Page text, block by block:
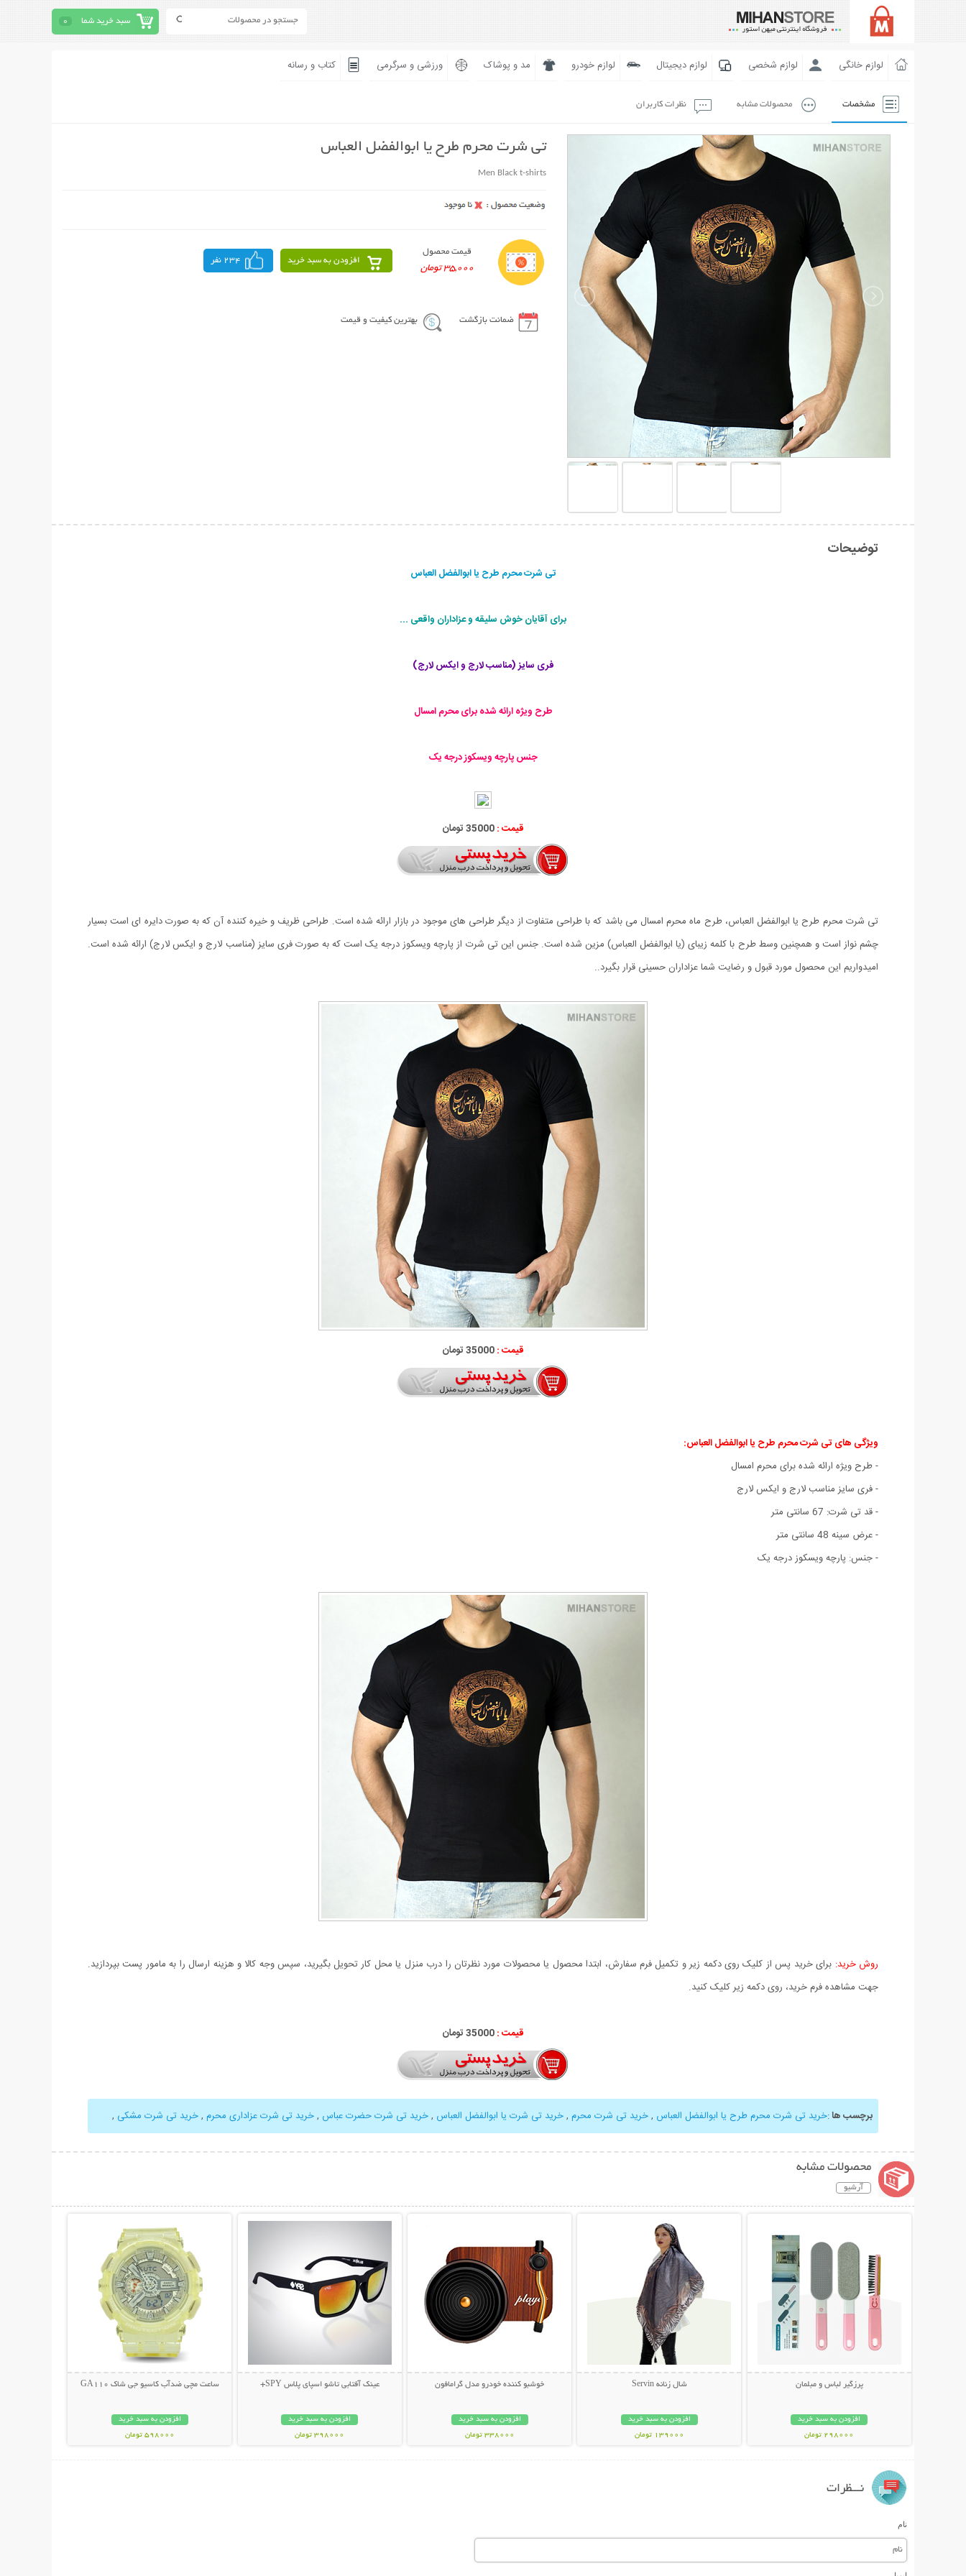
سبد خرید شما 0
لوازم خانگی لوازم شخصی لوازم دیجیتال لوازم خودرو مد و پوشاک ورزشی و سرگرمی کتاب و رسانه
مشخصات محصولات مشابه نظرات کاربران
تی شرت محرم طرح یا ابوالفضل العباس
Men Black t-shirts
قیمت محصول
35,000 تومان
افزودن به سبد خرید 234 نفر
ضمانت بازگشت بهترین کیفیت و قیمت
توضیحات
تی شرت محرم طرح یا ابوالفضل العباس
برای آقایان خوش سلیقه و عزاداران واقعی ...
فری سایز (مناسب لارج و ایکس لارج)
طرح ویژه ارائه شده برای محرم امسال
جنس پارچه ویسکوز درجه یک
قیمت :35000 تومان
تی شرت محرم طرح یا ابوالفضل العباس، طرح ماه محرم امسال می باشد که با طراحی متفاوت از دیگر طراحی های موجود در بازار ارائه شده است. طراحی ظریف و خیره کننده آن که به صورت دایره ای است بسیار
چشم نواز است و همچنین وسط طرح با کلمه زیبای (یا ابوالفضل العباس) مزین شده است. جنس این تی شرت از پارچه ویسکوز درجه یک است که به صورت فری سایز (مناسب لارج و ایکس لارج) ارائه شده است.
امیدواریم این محصول مورد قبول و رضایت شما عزاداران حسینی قرار بگیرد..
قیمت :35000 تومان
ویژگی های تی شرت محرم طرح یا ابوالفضل العباس:
- طرح ویژه ارائه شده برای محرم امسال
- فری سایز مناسب لارج و ایکس لارج
- قد تی شرت: 67 سانتی متر
- عرض سینه 48 سانتی متر
- جنس: پارچه ویسکوز درجه یک
روش خرید: برای خرید پس از کلیک روی دکمه زیر و تکمیل فرم سفارش، ابتدا محصول یا محصولات مورد نظرتان را درب منزل یا محل کار تحویل بگیرید، سپس وجه کالا و هزینه ارسال را به مامور پست بپردازید.
جهت مشاهده فرم خرید، روی دکمه زیر کلیک کنید.
قیمت :35000 تومان
برچسب ها:خرید تی شرت محرم طرح یا ابوالفضل العباس ,خرید تی شرت محرم ,خرید تی شرت یا ابوالفضل العباس ,خرید تی شرت حضرت عباس ,خرید تی شرت عزاداری محرم ,خرید تی شرت مشکی ,
محصولات مشابه
آرشیو
پرزگیر لباس و مبلمان
افزودن به سبد خرید
298000 تومان
شال زنانه Servin
افزودن به سبد خرید
139000 تومان
خوشبو کننده خودرو مدل گرامافون
افزودن به سبد خرید
338000 تومان
عینک آفتابی تاشو اسپای پلاس SPY+
افزودن به سبد خرید
398000 تومان
ساعت مچی ضدآب کاسیو جی شاک GA110
افزودن به سبد خرید
598000 تومان
نـــظرات
نام